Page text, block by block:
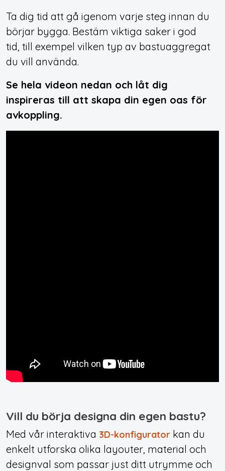
Ta dig tid att gå igenom varje steg innan du
börjar bygga. Bestäm viktiga saker i god
tid, till exempel vilken typ av bastuaggregat
du vill använda.
Se hela videon nedan och låt dig
inspireras till att skapa din egen oas för
avkoppling.
Vill du börja designa din egen bastu?
Med vår interaktiva 3D-konfigurator kan du
enkelt utforska olika layouter, material och
designval som passar just ditt utrymme och